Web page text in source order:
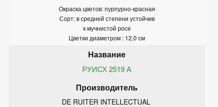
Окраска цветов: пурпурно-красная
Сорт: в средней степени устойчив
к мучнистой росе
Цветки диаметром : 12,0 см
РУИСХ 2519 А
DE RUITER INTELLECTUAL